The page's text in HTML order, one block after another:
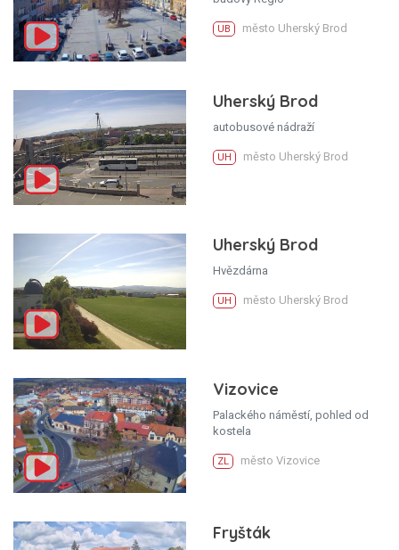
UB město Uherský Brod
Uherský Brod
autobusové nádraží
UH město Uherský Brod
Uherský Brod
Hvězdárna
UH město Uherský Brod
Vizovice
Palackého náměstí, pohled od
kostela
ZL město Vizovice
Fryšták